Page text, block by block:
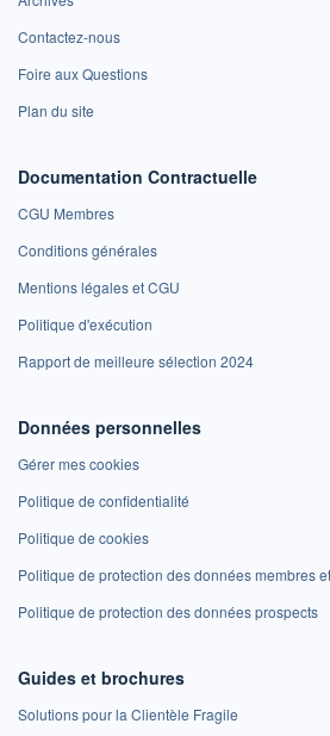
Contactez-nous
Foire aux Questions
Plan du site
Documentation Contractuelle
CGU Membres
Conditions générales
Mentions légales et CGU
Politique d'exécution
Rapport de meilleure sélection 2024
Données personnelles
Gérer mes cookies
Politique de confidentialité
Politique de cookies
Politique de protection des données membres
Politique de protection des données prospects
Guides et brochures
Solutions pour la Clientèle Fragile